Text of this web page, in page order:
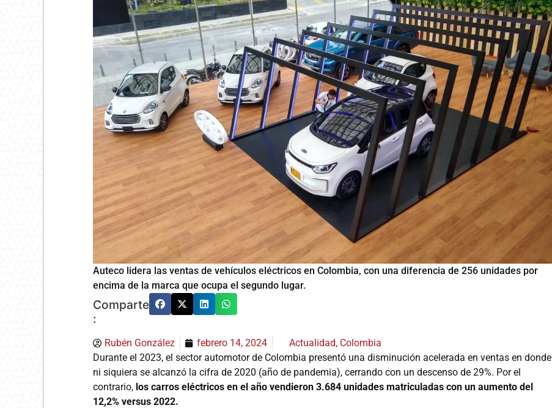
Auteco lidera las ventas de vehículos eléctricos en Colombia, con una diferencia de 256 unidades por
encima de la marca que ocupa el segundo lugar.
Comparte
:
Rubén González febrero 14, 2024 Actualidad, Colombia
Durante el 2023, el sector automotor de Colombia presentó una disminución acelerada en ventas en donde
ni siquiera se alcanzó la cifra de 2020 (año de pandemia), cerrando con un descenso de 29%. Por el
contrario, los carros eléctricos en el año vendieron 3.684 unidades matriculadas con un aumento del
12,2% versus 2022.